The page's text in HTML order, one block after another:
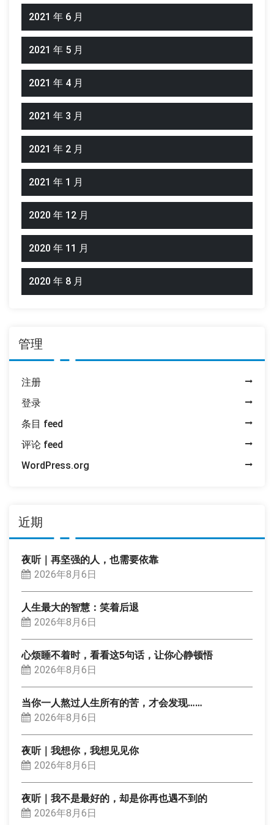
2021 年 6 月
2021 年 5 月
2021 年 4 月
2021 年 3 月
2021 年 2 月
2021 年 1 月
2020 年 12 月
2020 年 11 月
2020 年 8 月
管理
注册
登录
条目 feed
评论 feed
WordPress.org
近期
夜听｜再坚强的人，也需要依靠
2026年8月6日
人生最大的智慧：笑着后退
2026年8月6日
心烦睡不着时，看看这5句话，让你心静顿悟
2026年8月6日
当你一人熬过人生所有的苦，才会发现……
2026年8月6日
夜听｜我想你，我想见见你
2026年8月6日
夜听｜我不是最好的，却是你再也遇不到的
2026年8月6日